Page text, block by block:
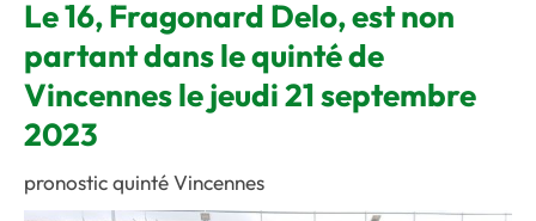
Le 16, Fragonard Delo, est non
partant dans le quinté de
Vincennes le jeudi 21 septembre
2023
pronostic quinté Vincennes